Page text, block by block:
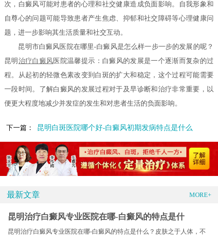
次，白癜风可能对患者的心理和社交健康造成负面影响。自我形象和
自尊心的问题可能导致患者产生焦虑、抑郁和社交障碍等心理健康问
题，进一步影响其生活质量和社交互动。
昆明市白癜风医院在哪里-白癜风是怎么样一步一步的发展的呢？
昆明 治疗白癜风 医院温馨提示：白癜风的发展是一个逐渐而复杂的过
程。从起初的轻微色素改变到白斑的扩大和稳定，这个过程可能需要
一段时间。了解白癜风的发展过程对于及早诊断和治疗非常重要，以
便更大程度地减少并发症的发生和对患者生活的负面影响。
下一篇： 昆明白斑医院哪个好-白癜风初期发病特点是什么
最新文章 MORE+
昆明治疗白癜风专业医院在哪-白癜风的特点是什
昆明治疗白癜风专业医院在哪-白癜风的特点是什么？皮肤之于人体，不